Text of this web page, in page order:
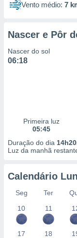
Vento médio: 7
Nascer e Pôr
Nascer do sol
06:18
Primeira luz
05:45
Duração do dia
Luz da manhã
Calendário
Seg Ter
10
11
17 18